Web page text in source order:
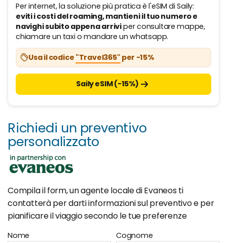
Per internet, la soluzione più pratica è l'eSIM di Saily:
eviti i costi del roaming, mantieni il tuo numero e
navighi subito appena arriviper consultare mappe,
chiamare un taxi o mandare un whatsapp.
Usa il codice "Travel365" per -15%
Saily eSIM (-15%)
Richiedi un preventivo
personalizzato
Compila il form, un agente locale di Evaneos ti
contatterà per darti informazioni sul preventivo e per
pianificare il viaggio secondo le tue preferenze
Nome Cognome